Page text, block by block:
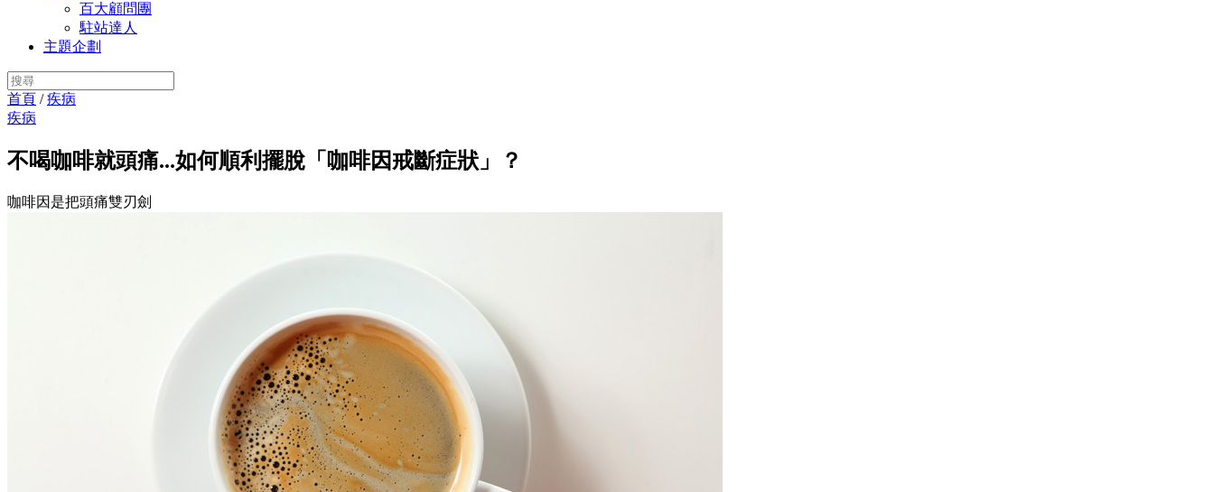
百大顧問團
駐站達人
主題企劃
首頁 /疾病
疾病
不喝咖啡就頭痛...如何順利擺脫「咖啡因戒斷症狀」？
咖啡因是把頭痛雙刃劍